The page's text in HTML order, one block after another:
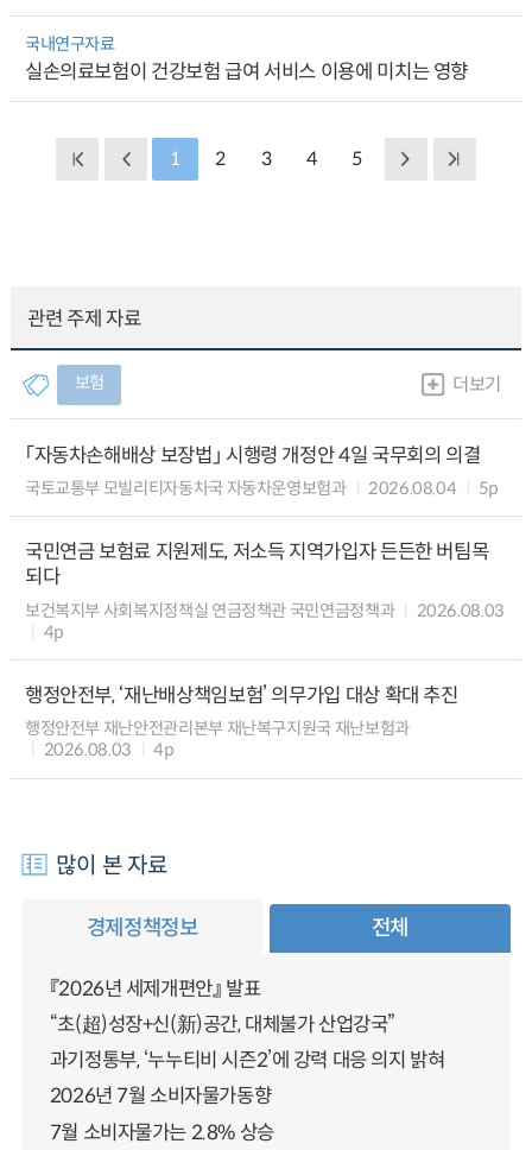
국내연구자료
실손의료보험이 건강보험 급여 서비스 이용에 미치는 영향
1 2 3 4 5
관련 주제 자료
보험 더보기
「자동차손해배상 보장법」 시행령 개정안 4일 국무회의 의결
국토교통부 모빌리티자동차국 자동차운영보험과 2026.08.04 5p
국민연금 보험료 지원제도, 저소득 지역가입자 든든한 버팀목
되다
보건복지부 사회복지정책실 연금정책관 국민연금정책과
2026.08.03
4p
행정안전부, ‘재난배상책임보험’ 의무가입 대상 확대 추진
행정안전부 재난안전관리본부 재난복구지원국 재난보험과
2026.08.03
4p
많이 본 자료
경제정책정보 전체
『2026년 세제개편안』 발표
“초(超)성장+신(新)공간, 대체불가 산업강국”
과기정통부, ‘누누티비 시즌2’에 강력 대응 의지 밝혀
2026년 7월 소비자물가동향
7월 소비자물가는 2.8% 상승